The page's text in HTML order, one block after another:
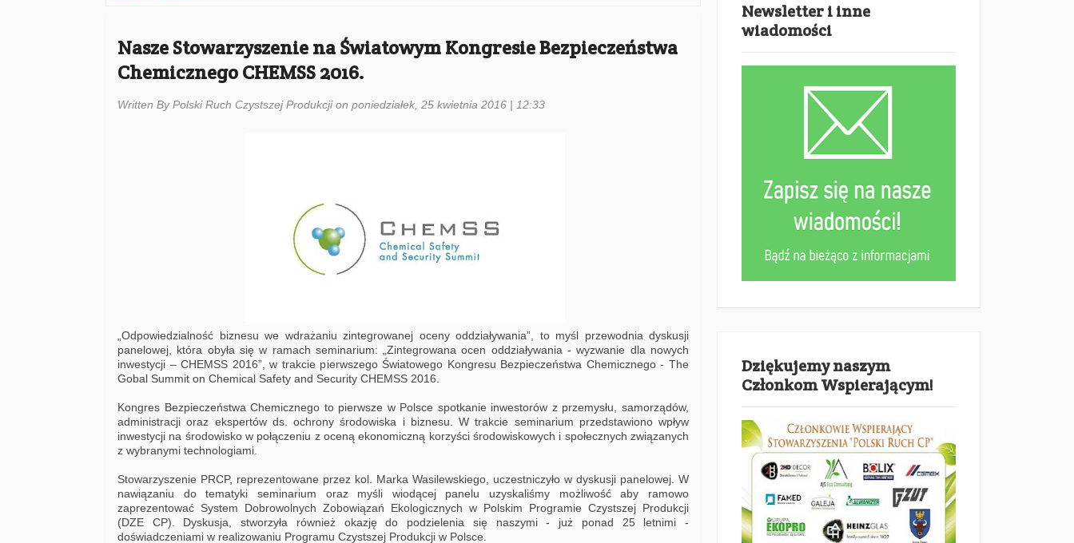
Nasze Stowarzyszenie na Światowym Kongresie Bezpieczeństwa
Chemicznego CHEMSS 2016.
Written By Polski Ruch Czystszej Produkcji on poniedziałek, 25 kwietnia 2016 | 12:33
„Odpowiedzialność biznesu we wdrażaniu zintegrowanej oceny oddziaływania”, to myśl przewodnia dyskusji
panelowej, która obyła się w ramach seminarium: „Zintegrowana ocen oddziaływania - wyzwanie dla nowych
inwestycji – CHEMSS 2016”, w trakcie pierwszego Światowego Kongresu Bezpieczeństwa Chemicznego - The
Gobal Summit on Chemical Safety and Security CHEMSS 2016.
Kongres Bezpieczeństwa Chemicznego to pierwsze w Polsce spotkanie inwestorów z przemysłu, samorządów,
administracji oraz ekspertów ds. ochrony środowiska i biznesu. W trakcie seminarium przedstawiono wpływ
inwestycji na środowisko w połączeniu z oceną ekonomiczną korzyści środowiskowych i społecznych związanych
z wybranymi technologiami.
Stowarzyszenie PRCP, reprezentowane przez kol. Marka Wasilewskiego, uczestniczyło w dyskusji panelowej. W
nawiązaniu do tematyki seminarium oraz myśli wiodącej panelu uzyskaliśmy możliwość aby ramowo
zaprezentować System Dobrowolnych Zobowiązań Ekologicznych w Polskim Programie Czystszej Produkcji
(DZE CP). Dyskusja, stworzyła również okazję do podzielenia się naszymi - już ponad 25 letnimi -
doświadczeniami w realizowaniu Programu Czystszej Produkcji w Polsce.
Newsletter i inne
wiadomości
Dziękujemy naszym
Członkom Wspierającym!